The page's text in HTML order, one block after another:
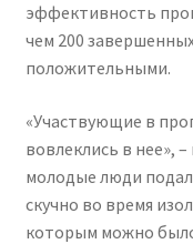
эффективность
чем 200
положительными.
«Участвующие в
вовлеклись в нее»,
молодые люди
скучно во время
которым можно